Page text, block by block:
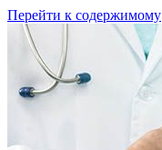
Перейти к содержимому